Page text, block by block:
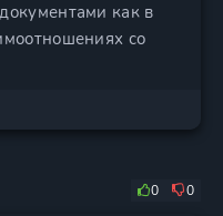
как в
со
0 0